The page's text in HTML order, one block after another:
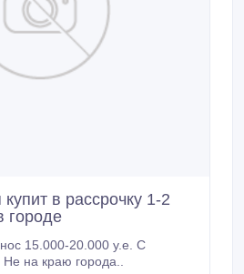
в рассрочку 1-2
городе
15.000-20.000 у.е. С
на краю города..